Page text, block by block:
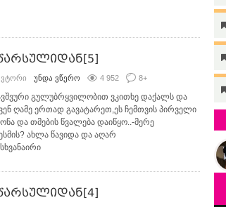
უნდა ვწერო 4 952 8+
გულუბრყვილობით ვკითხე დაქალს და
ღამე ერთად გავატარეთ,ეს ჩემთვის პირველი
და თმების წვალება დაიწყო..-მერე
ახლა წავიდა და აღარ